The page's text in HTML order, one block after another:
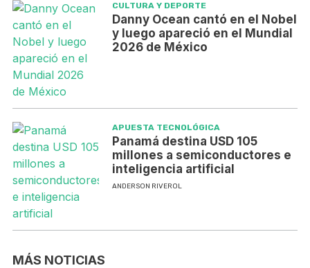
CULTURA Y DEPORTE
Danny Ocean cantó en el Nobel
y luego apareció en el Mundial
2026 de México
APUESTA TECNOLÓGICA
Panamá destina USD 105
millones a semiconductores e
inteligencia artificial
ANDERSON RIVEROL
MÁS NOTICIAS